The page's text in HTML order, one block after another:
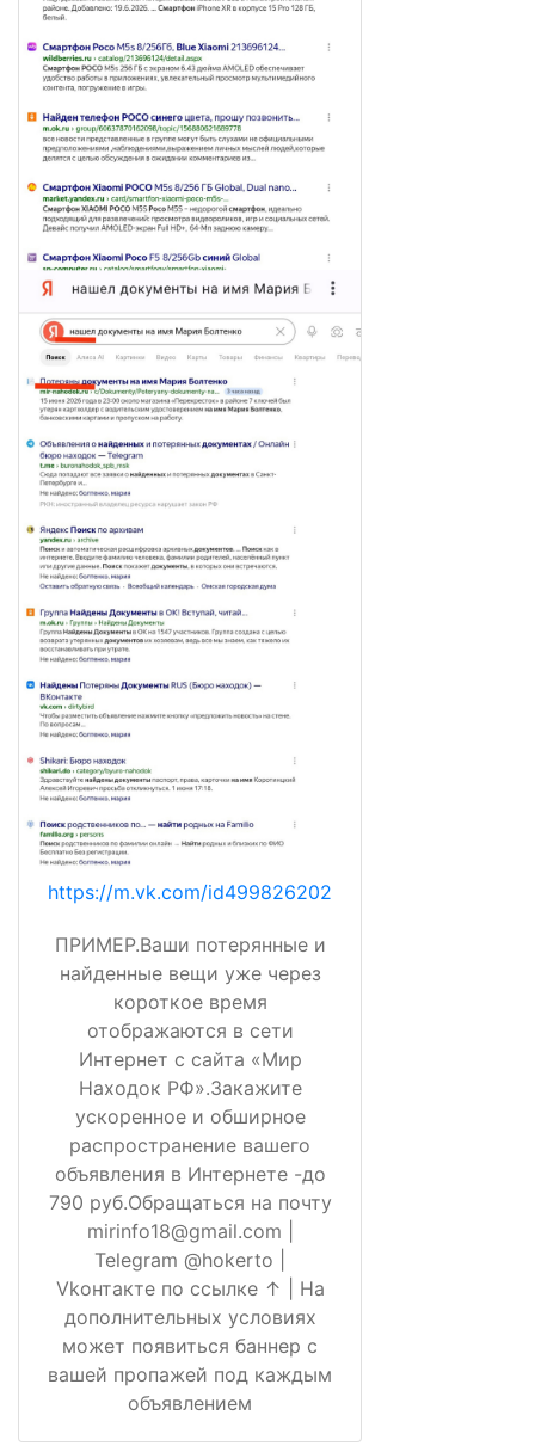
https://m.vk.com/id499826202
ПРИМЕР.Ваши потерянные и
найденные вещи уже через
короткое время
отображаются в сети
Интернет с сайта «Мир
Находок РФ».Закажите
ускоренное и обширное
распространение вашего
объявления в Интернете -до
790 руб.Обращаться на почту
mirinfo18@gmail.com |
Telegram @hokerto |
Vkонтакте по ссылке ↑ | На
дополнительных условиях
может появиться баннер с
вашей пропажей под каждым
объявлением